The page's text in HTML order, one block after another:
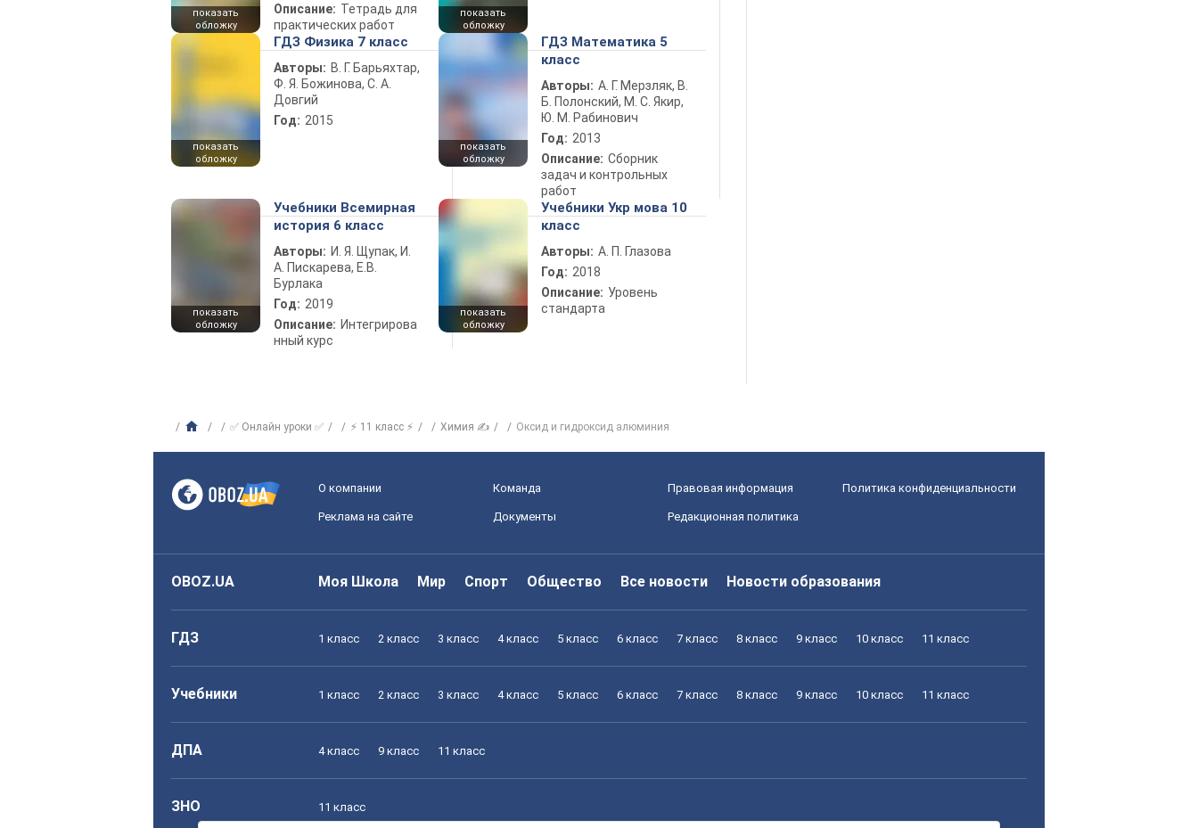
показать
обложку
Описание: Тетрадь для
практических работ
показать
обложку
показать
обложку
ГДЗ Физика 7 класс
Авторы: В. Г. Барьяхтар,
Ф. Я. Божинова, С. А.
Довгий
Год: 2015
показать
обложку
ГДЗ Математика 5
класс
Авторы: А. Г. Мерзляк, В.
Б. Полонский, М. С. Якир,
Ю. М. Рабинович
Год: 2013
Описание: Сборник
задач и контрольных
работ
показать
обложку
Учебники Всемирная
история 6 класс
Авторы: И. Я. Щупак, И.
А. Пискарева, Е.В.
Бурлака
Год: 2019
Описание: Интегрирова
нный курс
показать
обложку
Учебники Укр мова 10
класс
Авторы: А. П. Глазова
Год: 2018
Описание: Уровень
стандарта
✅ Онлайн уроки ✅ ⚡ 11 класс ⚡ Химия ✍ Оксид и гидроксид алюминия
О компании Команда Правовая информация Политика конфиденциальности
Реклама на сайте Документы Редакционная политика
OBOZ.UA Моя Школа Мир Спорт Общество Все новости Новости образования
ГДЗ 1 класс 2 класс 3 класс 4 класс 5 класс 6 класс 7 класс 8 класс 9 класс 10 класс 11 класс
Учебники 1 класс 2 класс 3 класс 4 класс 5 класс 6 класс 7 класс 8 класс 9 класс 10 класс 11 класс
ДПА 4 класс 9 класс 11 класс
ЗНО 11 класс